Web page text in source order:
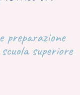
preparazione
superiore